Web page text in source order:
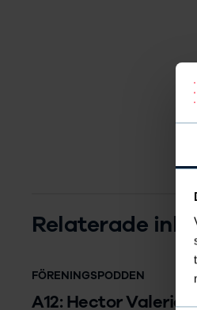
Relaterade
FÖRENINGSPODDEN
A12: Hector Valeria